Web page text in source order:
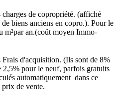
de copropriété. (affiché
de biens anciens en copro.). Pour le
m²par an.(coût moyen Immo-
Frais d'acquisition. (Ils sont de 8%
2,5% pour le neuf, parfois gratuits
automatiquement dans ce
de vente.